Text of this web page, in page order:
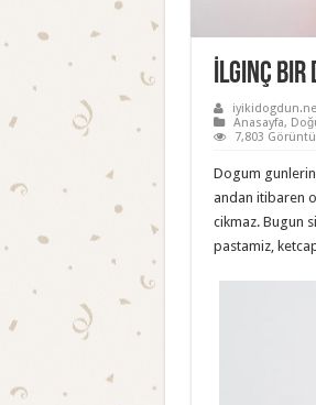
İlginç Bir
Anasayfa,
7,803
Dogum
andan itibaren
cikmaz. Bugun
pastamiz,